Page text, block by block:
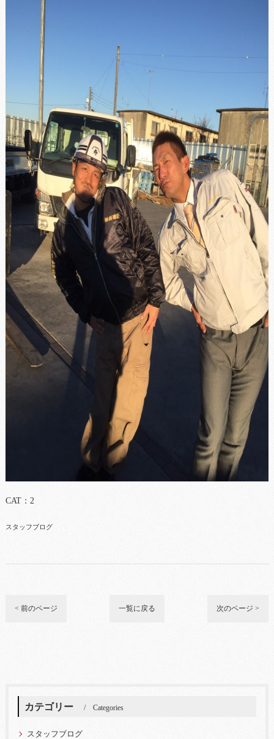
CAT：2
スタッフブログ
< 前のページ 一覧に戻る 次のページ >
カテゴリー Categories
スタッフブログ